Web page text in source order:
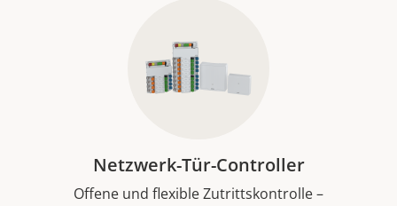
Netzwerk-Tür-Controller
Offene und flexible Zutrittskontrolle –